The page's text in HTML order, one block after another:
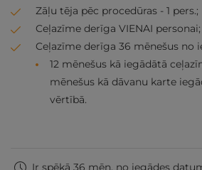
Zāļu tēja pēc procedūras - 1 pers.;
Ceļazīme derīga VIENAI personai;
Ceļazīme derīga 36 mēnešus no
12 mēnešus kā iegādātā
mēnešus kā dāvanu karte
vērtībā.
Ir spēkā 36 mēn. no iegādes